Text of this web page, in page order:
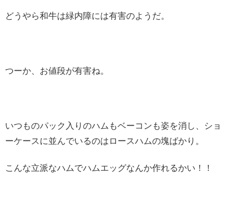
どうやら和牛は緑内障には有害のようだ。
つーか、お値段が有害ね。
いつものパック入りのハムもベーコンも姿を消し、ショ
ーケースに並んでいるのはロースハムの塊ばかり。
こんな立派なハムでハムエッグなんか作れるかい！！